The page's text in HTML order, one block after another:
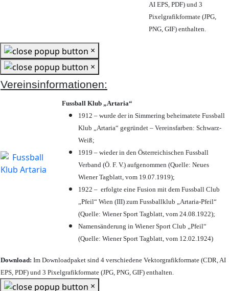
AI EPS, PDF) und 3
Pixelgrafikformate (JPG,
PNG, GIF) enthalten.
×
×
Vereinsinformationen:
Fussball Klub „Artaria“
1912 – wurde der in Simmering beheimatete Fussball
Klub „Artaria“ gegründet – Vereinsfarben: Schwarz-
Weiß;
1919 – wieder in den Österreichischen Fussball
Verband (Ö. F. V.) aufgenommen (Quelle: Neues
Wiener Tagblatt, vom 19.07.1919);
1922 – erfolgte eine Fusion mit dem Fussball Club
„Pfeil“ Wien (III) zum Fussballklub „Artaria-Pfeil“
(Quelle: Wiener Sport Tagblatt, vom 24.08.1922);
Namensänderung in Wiener Sport Club „Pfeil“
(Quelle: Wiener Sport Tagblatt, vom 12.02.1924)
Download: Im Downloadpaket sind 4 verschiedene Vektorgrafikformate (CDR, AI
EPS, PDF) und 3 Pixelgrafikformate (JPG, PNG, GIF) enthalten.
×